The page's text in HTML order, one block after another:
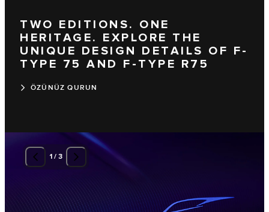
TWO EDITIONS. ONE
HERITAGE. EXPLORE THE
UNIQUE DESIGN DETAILS OF F-
TYPE 75 AND F-TYPE R75
ÖZÜNÜZ QURUN
1/ 3